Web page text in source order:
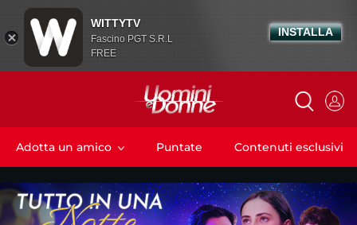
Adotta un amico Puntate Contenuti esclusivi
WITTYTV
Fascino PGT S.R.L
FREE
INSTALLA